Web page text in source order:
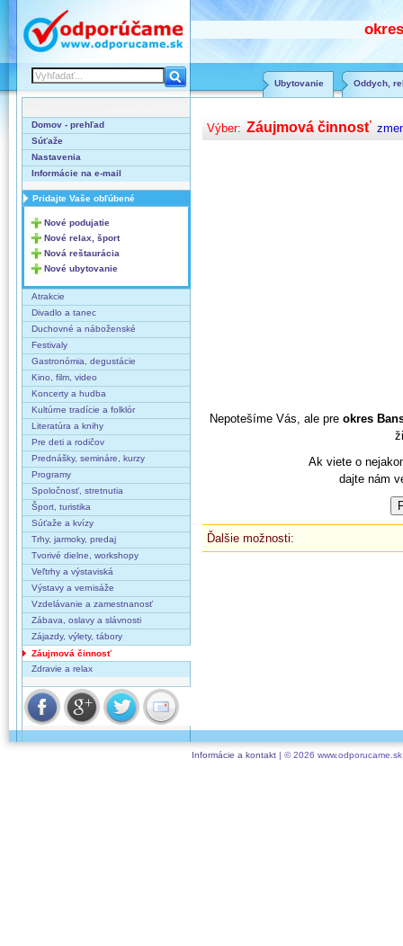
Oddych,
Ubytovanie
Domov - prehľad
Súťaže
Nastavenia
Informácie na e-mail
Pridajte Vaše obľúbené
Nové podujatie
Nové relax, šport
Nová reštaurácia
Nové ubytovanie
Atrakcie
Divadlo a tanec
Duchovné a náboženské
Festivaly
Gastronómia, degustácie
Kino, film, video
Koncerty a hudba
Kultúrne tradície a folklór
Literatúra a knihy
Pre deti a rodičov
Prednášky, semináre, kurzy
Programy
Spoločnosť, stretnutia
Šport, turistika
Súťaže a kvízy
Trhy, jarmoky, predaj
Tvorivé dielne, workshopy
Veľtrhy a výstaviská
Výstavy a vernisáže
Vzdelávanie a zamestnanosť
Zábava, oslavy a slávnosti
Zájazdy, výlety, tábory
Záujmová činnosť
Zdravie a relax
Výber: Záujmová činnosť
Nepotešíme Vás, ale pre okres
Ak viete o
dajte nám
Ďalšie možnosti:
Informácie a kontakt| © 2026